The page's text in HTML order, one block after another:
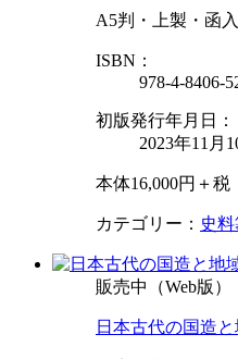
A5判・上製・函
ISBN：
978-4-8406-
初版発行年月日：
2023年11月
本体16,000円＋税
カテゴリー： 史
販売中（Web版）
日本古代の国造